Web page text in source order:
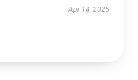
Apr 14, 2025